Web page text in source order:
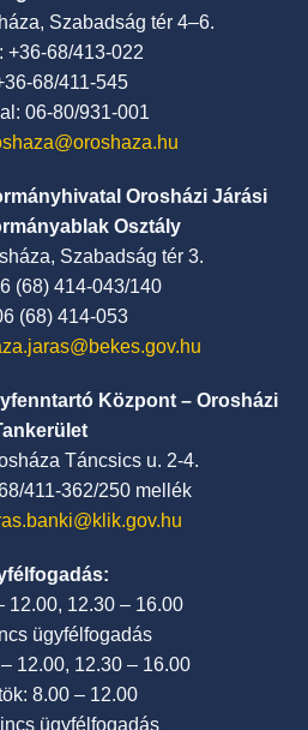
Szabadság tér 4–6.
+36-68/413-022
68/411-545
06-80/931-001
Orosházi Járási
Osztály
Szabadság tér 3.
(68) 414-043/140
(68) 414-053
Központ – Orosházi
Táncsics u. 2-4.
411-362/250 mellék
12.00, 12.30 – 16.00
ügyfélfogadás
12.00, 12.30 – 16.00
8.00 – 12.00
ügyfélfogadás